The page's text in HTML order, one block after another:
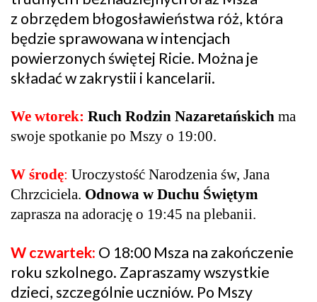
z obrzędem błogosławieństwa róż, która
będzie sprawowana w intencjach
powierzonych świętej Ricie. Można je
składać w zakrystii i kancelarii.
We wtorek: Ruch Rodzin Nazaretańskich ma
swoje spotkanie po Mszy o 19:00.
W środę: Uroczystość Narodzenia św, Jana
Chrzciciela. Odnowa w Duchu Świętym
zaprasza na adorację o 19:45 na plebanii.
W czwartek: O 18:00 Msza na zakończenie
roku szkolnego. Zapraszamy wszystkie
dzieci, szczególnie uczniów. Po Mszy